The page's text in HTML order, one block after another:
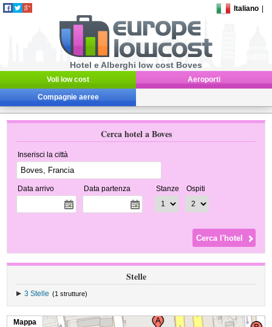
Italiano
Hotel e Alberghi low cost Boves
Voli low cost Aeroporti
Compagnie aeree
Cerca hotel a Boves
Inserisci la città
Data arrivo Data partenza Stanze Ospiti
Stelle
3 Stelle (1 strutture)
Mappa